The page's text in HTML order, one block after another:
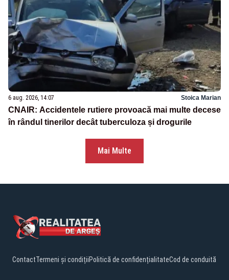
6 aug. 2026, 14:07 Stoica Marian
CNAIR: Accidentele rutiere provoacă mai multe decese
în rândul tinerilor decât tuberculoza și drogurile
Mai Multe
ContactTermeni și condițiiPolitică de confidențialitateCod de conduită